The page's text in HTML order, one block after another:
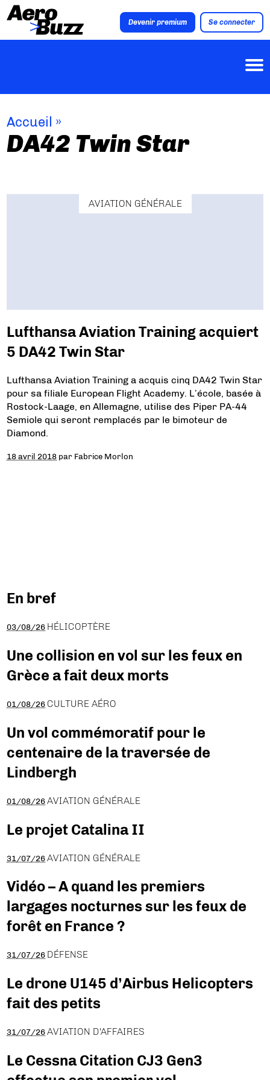
Devenir premium Se connecter
Accueil »
DA42 Twin Star
AVIATION GÉNÉRALE
Lufthansa Aviation Training acquiert
5 DA42 Twin Star
Lufthansa Aviation Training a acquis cinq DA42 Twin Star
pour sa filiale European Flight Academy. L’école, basée à
Rostock-Laage, en Allemagne, utilise des Piper PA-44
Semiole qui seront remplacés par le bimoteur de
Diamond.
18 avril 2018 par Fabrice Morlon
En bref
03/08/26 HÉLICOPTÈRE
Une collision en vol sur les feux en
Grèce a fait deux morts
01/08/26 CULTURE AÉRO
Un vol commémoratif pour le
centenaire de la traversée de
Lindbergh
01/08/26 AVIATION GÉNÉRALE
Le projet Catalina II
31/07/26 AVIATION GÉNÉRALE
Vidéo – A quand les premiers
largages nocturnes sur les feux de
forêt en France ?
31/07/26 DÉFENSE
Le drone U145 d’Airbus Helicopters
fait des petits
31/07/26 AVIATION D'AFFAIRES
Le Cessna Citation CJ3 Gen3